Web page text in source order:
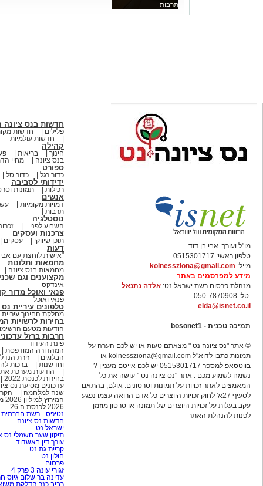
תרבות
מו"ל ועורך: אבי בן דוד
טלפון ראשי: 0515301717
מייל: kolnessziona@gmail.com
מידע למפרסמים באתר
מנהלת פרסום רשת ישראל נט: אלדה נתנאל
טל: 050-7870908
elda@isnet.co.il
-
תמיכה טכנית - bosonet1
-
© אתר "נס ציונה נט " מצאתם טעות או יש לכם הערה על
תמונות כתבו לדוא"ל kolnessziona@gmail.com או
בווטסאפ למספר 0515301717 יש לכם אייטם מעניין ?
נשמח לשמוע מכם . אתר "נס ציונה נט " עושה את כל
המאמצים לאתר זכויות על תמונות וסרטונים. אולם, בהתאם
לסעיף 27א' לחוק זכויות היוצרים כל אדם הרואה עצמו נפגע
עקב בעלות על זכויות היוצרים של תמונה או סרטון מוזמן
לפנות להנהלת האתר
חדשות בנס
פלילים
חדשות
חדשות עולמיות
קהילה
חינוך בריאות
בנס ציונה
מחיי
ספורט
כדור רגל כדור סל
ידידותי לסביבה
רכילות תמונות
אנשים
דמויות מקומיות
תרבות
נוסטלגיה
השבוע לפני...
צרכנות ועסקים
תוכן שיווקי עסקים
דעות
"אישית לוחצת עם אבי
מחמאות ותלונות
מחמאות בנס ציונה
מקצוענים וגם
אינדקס
פנאי ואוכל מדור
פנאי ואוכל
טלפונים עיריית נס
מחלקת החינוך עיריית
בחירות לרשויות
הודעות מטעם
חרבות ברזל
פינת העידוד
המהדורה המודפסת
הבלוגים
זירת
וחדשנות
ברכות
הודעות מערכת
בחירות לכנסת 2022
עדכונים מסיעת נס
שנה למלחמה
המירוץ למיליון 2026 משתתפים פרקים ווידאו סקרים
2026 לכנסת ה 26
נטיפס - רשת חברתית
חדשות נס ציונה
ישראל נט
תיקון שער חשמלי נס
עורך דין באשדוד
קריית גת נט
חולון נט
פרסום
זגורי עונה 3 פרק 4
עדינה בר שלום גיוס
רביב כנר הדלקת